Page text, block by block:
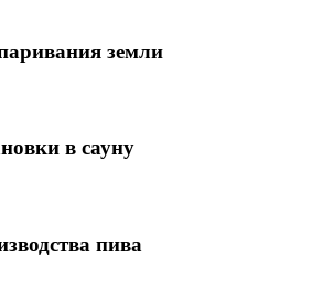
земли
в сауну
пива